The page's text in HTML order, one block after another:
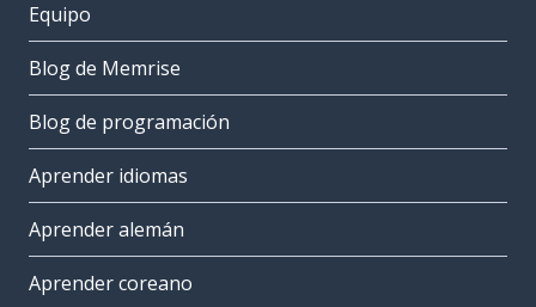
Equipo
Blog de Memrise
Blog de programación
Aprender idiomas
Aprender alemán
Aprender coreano